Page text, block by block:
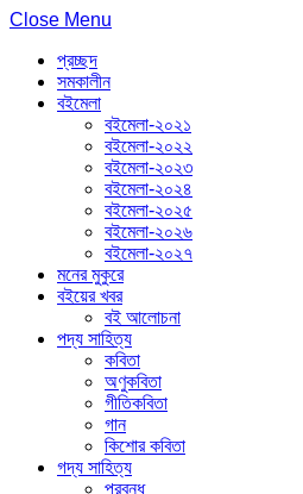
Close Menu
প্রচ্ছদ
সমকালীন
বইমেলা
বইমেলা-২০২১
বইমেলা-২০২২
বইমেলা-২০২৩
বইমেলা-২০২৪
বইমেলা-২০২৫
বইমেলা-২০২৬
বইমেলা-২০২৭
মনের মুকুরে
বইয়ের খবর
বই আলোচনা
পদ্য সাহিত্য
কবিতা
অণুকবিতা
গীতিকবিতা
গান
কিশোর কবিতা
গদ্য সাহিত্য
প্রবন্ধ